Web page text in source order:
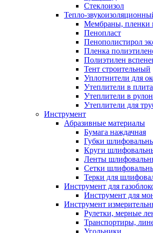
Стеклоизол
Тепло-
Мембраны, пленки
Пенопласт
Пенополистирол
Пленка
Полиэтилен
Тент строительный
Уплотнители для
Утеплители в
Утеплители в
Утеплители для
Инструмент
Абразивные материалы
Бумага наждачная
Губки
Круги
Ленты
Сетки
Терки для
Инструмент для
Инструмент для
Инструмент
Рулетки, мерные
Транспортиры,
Угольники